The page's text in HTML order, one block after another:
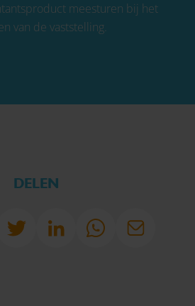
meesturen bij het
van de vaststelling.
DELEN